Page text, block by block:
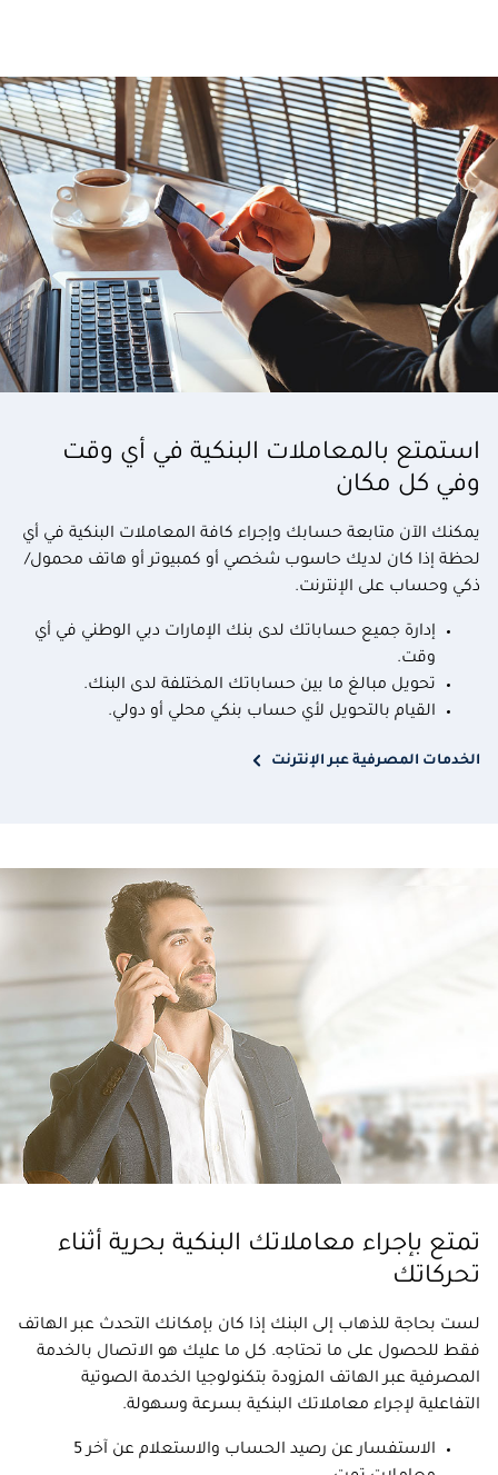
استمتع بالمعاملات البنكية في أي وقت
وفي كل مكان
يمكنك الآن متابعة حسابك وإجراء كافة المعاملات البنكية في أي
لحظة إذا كان لديك حاسوب شخصي أو كمبيوتر أو هاتف محمول/
ذكي وحساب على الإنترنت.
إدارة جميع حساباتك لدى بنك الإمارات دبي الوطني في أي
وقت.
تحويل مبالغ ما بين حساباتك المختلفة لدى البنك.
القيام بالتحويل لأي حساب بنكي محلي أو دولي.
الخدمات المصرفية عبر الإنترنت
تمتع بإجراء معاملاتك البنكية بحرية أثناء
تحركاتك
لست بحاجة للذهاب إلى البنك إذا كان بإمكانك التحدث عبر الهاتف
فقط للحصول على ما تحتاجه. كل ما عليك هو الاتصال بالخدمة
المصرفية عبر الهاتف المزودة بتكنولوجيا الخدمة الصوتية
التفاعلية لإجراء معاملاتك البنكية بسرعة وسهولة.
الاستفسار عن رصيد الحساب والاستعلام عن آخر 5